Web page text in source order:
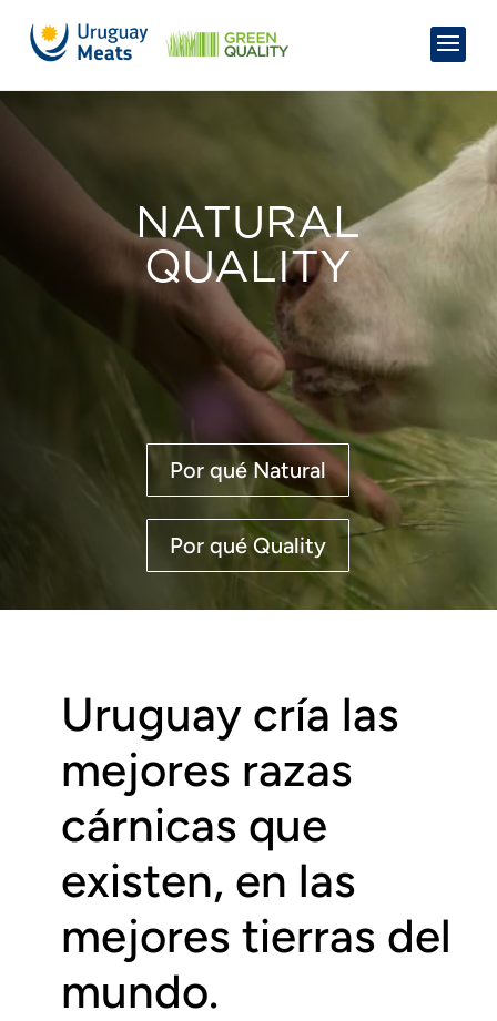
NATURAL
QUALITY
Por qué Natural
Por qué Quality
Uruguay cría las
mejores razas
cárnicas que
existen, en las
mejores tierras del
mundo.